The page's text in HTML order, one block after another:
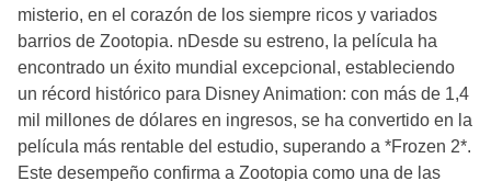
misterio, en el corazón de los siempre ricos y variados
barrios de Zootopia. nDesde su estreno, la película ha
encontrado un éxito mundial excepcional, estableciendo
un récord histórico para Disney Animation: con más de 1,4
mil millones de dólares en ingresos, se ha convertido en la
película más rentable del estudio, superando a *Frozen 2*.
Este desempeño confirma a Zootopia como una de las